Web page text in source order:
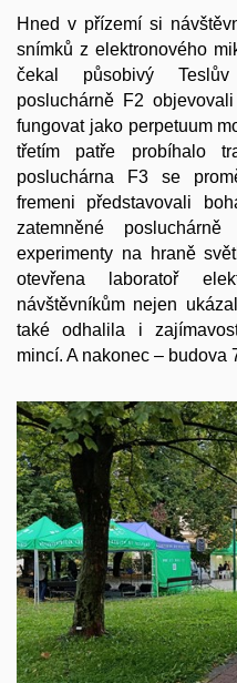
Hned v přízemí si
snímků z elektronového
čekal působivý
posluchárně F2
fungovat jako perpetuum
třetím patře probíhalo
posluchárna F3 se
fremeni představovali
zatemněné
experimenty na hraně
otevřena laboratoř
návštěvníkům nejen
také odhalila i
mincí. A nakonec – budova